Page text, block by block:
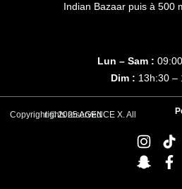
Indian Bazaar puis à 500
Lun – Sam :
Dim : 13h:30 –
Copyright © 2025 AGENCE X. All rights reserved